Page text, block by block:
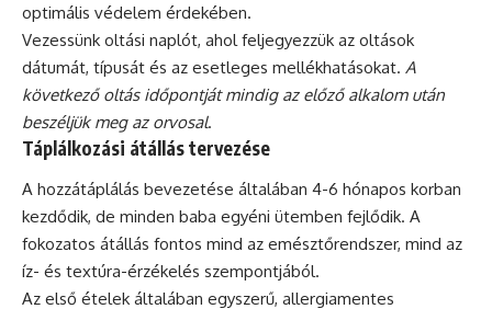
optimális védelem érdekében.
Vezessünk oltási naplót, ahol feljegyezzük az oltások
dátumát, típusát és az esetleges mellékhatásokat. A
következő oltás időpontját mindig az előző alkalom után
beszéljük meg az orvosal.
Táplálkozási átállás tervezése
A hozzátáplálás bevezetése általában 4-6 hónapos korban
kezdődik, de minden baba egyéni ütemben fejlődik. A
fokozatos átállás fontos mind az emésztőrendszer, mind az
íz- és textúra-érzékelés szempontjából.
Az első ételek általában egyszerű, allergiamentes